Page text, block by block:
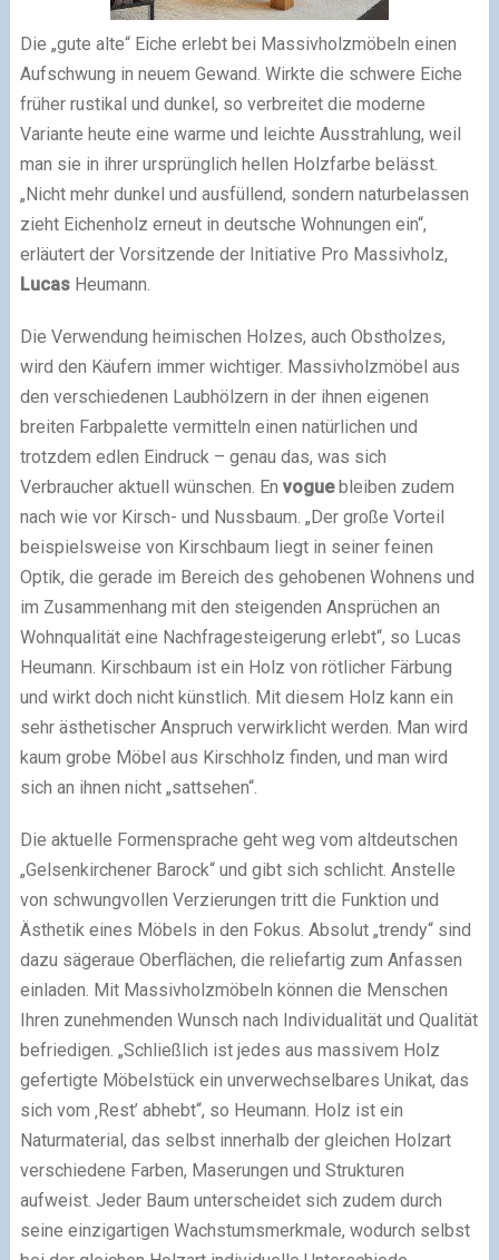
Die „gute alte“ Eiche erlebt bei Massivholzmöbeln einen
Aufschwung in neuem Gewand. Wirkte die schwere Eiche
früher rustikal und dunkel, so verbreitet die moderne
Variante heute eine warme und leichte Ausstrahlung, weil
man sie in ihrer ursprünglich hellen Holzfarbe belässt.
„Nicht mehr dunkel und ausfüllend, sondern naturbelassen
zieht Eichenholz erneut in deutsche Wohnungen ein“,
erläutert der Vorsitzende der Initiative Pro Massivholz,
LucasHeumann.
Die Verwendung heimischen Holzes, auch Obstholzes,
wird den Käufern immer wichtiger. Massivholzmöbel aus
den verschiedenen Laubhölzern in der ihnen eigenen
breiten Farbpalette vermitteln einen natürlichen und
trotzdem edlen Eindruck – genau das, was sich
Verbraucher aktuell wünschen. En voguebleiben zudem
nach wie vor Kirsch- und Nussbaum. „Der große Vorteil
beispielsweise von Kirschbaum liegt in seiner feinen
Optik, die gerade im Bereich des gehobenen Wohnens und
im Zusammenhang mit den steigenden Ansprüchen an
Wohnqualität eine Nachfragesteigerung erlebt“, so Lucas
Heumann. Kirschbaum ist ein Holz von rötlicher Färbung
und wirkt doch nicht künstlich. Mit diesem Holz kann ein
sehr ästhetischer Anspruch verwirklicht werden. Man wird
kaum grobe Möbel aus Kirschholz finden, und man wird
sich an ihnen nicht „sattsehen“.
Die aktuelle Formensprache geht weg vom altdeutschen
„Gelsenkirchener Barock“ und gibt sich schlicht. Anstelle
von schwungvollen Verzierungen tritt die Funktion und
Ästhetik eines Möbels in den Fokus. Absolut „trendy“ sind
dazu sägeraue Oberflächen, die reliefartig zum Anfassen
einladen. Mit Massivholzmöbeln können die Menschen
Ihren zunehmenden Wunsch nach Individualität und Qualität
befriedigen. „Schließlich ist jedes aus massivem Holz
gefertigte Möbelstück ein unverwechselbares Unikat, das
sich vom ‚Rest’ abhebt“, so Heumann. Holz ist ein
Naturmaterial, das selbst innerhalb der gleichen Holzart
verschiedene Farben, Maserungen und Strukturen
aufweist. Jeder Baum unterscheidet sich zudem durch
seine einzigartigen Wachstumsmerkmale, wodurch selbst